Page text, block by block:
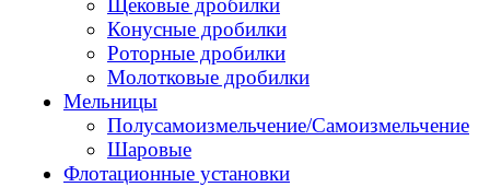
Щековые дробилки
Конусные дробилки
Роторные дробилки
Молотковые дробилки
Мельницы
Полусамоизмельчение/Самоизмельчение
Шаровые
Флотационные установки